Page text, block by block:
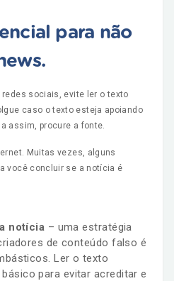
para não
sociais, evite ler o texto
caso o texto esteja apoiando
assim, procure a fonte.
Muitas vezes, alguns
você concluir se a notícia é
notícia – uma estratégia
de conteúdo falso é
Ler o texto
para evitar acreditar e